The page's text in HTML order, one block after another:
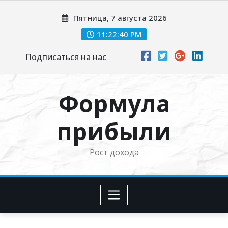
Пятница, 7 августа 2026
11:22:41 PM
Подписаться на нас
Формула
прибыли
Рост дохода